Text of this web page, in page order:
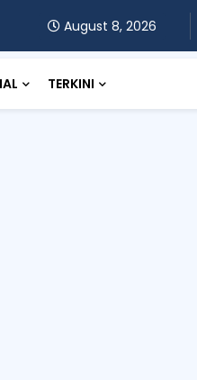
August 8, 2026
TERKINI